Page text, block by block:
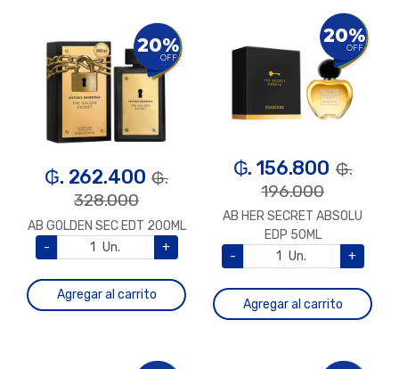
20%
OFF
₲. 262.400 ₲.
328.000
AB GOLDEN SEC EDT 200ML
-
Un. +
Agregar al carrito
20%
OFF
₲. 156.800 ₲.
196.000
AB HER SECRET ABSOLU
EDP 50ML
-
Un. +
Agregar al carrito